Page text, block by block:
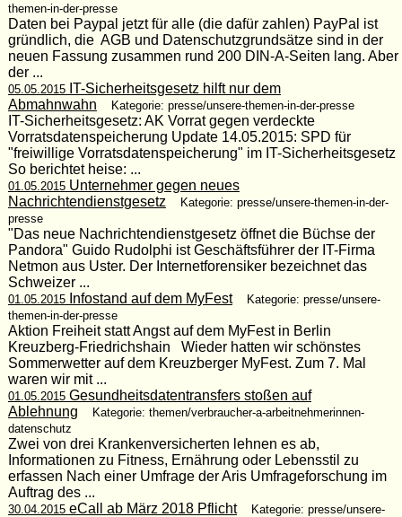
themen-in-der-presse
Daten bei Paypal jetzt für alle (die dafür zahlen) PayPal ist
gründlich, die AGB und Datenschutzgrundsätze sind in der
neuen Fassung zusammen rund 200 DIN-A-Seiten lang. Aber
der ...
05.05.2015IT-Sicherheitsgesetz hilft nur dem
Abmahnwahn
Kategorie: presse/unsere-themen-in-der-presse
IT-Sicherheitsgesetz: AK Vorrat gegen verdeckte
Vorratsdatenspeicherung Update 14.05.2015: SPD für
"freiwillige Vorratsdatenspeicherung" im IT-Sicherheitsgesetz
So berichtet heise: ...
01.05.2015Unternehmer gegen neues
Nachrichtendienstgesetz
Kategorie: presse/unsere-themen-in-der-
presse
"Das neue Nachrichtendienstgesetz öffnet die Büchse der
Pandora" Guido Rudolphi ist Geschäftsführer der IT-Firma
Netmon aus Uster. Der Internetforensiker bezeichnet das
Schweizer ...
01.05.2015Infostand auf dem MyFest
Kategorie: presse/unsere-
themen-in-der-presse
Aktion Freiheit statt Angst auf dem MyFest in Berlin
Kreuzberg-Friedrichshain Wieder hatten wir schönstes
Sommerwetter auf dem Kreuzberger MyFest. Zum 7. Mal
waren wir mit ...
01.05.2015Gesundheitsdatentransfers stoßen auf
Ablehnung
Kategorie: themen/verbraucher-a-arbeitnehmerinnen-
datenschutz
Zwei von drei Krankenversicherten lehnen es ab,
Informationen zu Fitness, Ernährung oder Lebensstil zu
erfassen Nach einer Umfrage der Aris Umfrageforschung im
Auftrag des ...
30.04.2015eCall ab März 2018 Pflicht Kategorie: presse/unsere-